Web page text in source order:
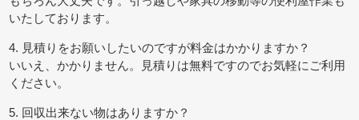
いたしております。
4. 見積りをお願いしたいのですが料金はかかりますか？
いいえ、かかりません。見積りは無料ですのでお気軽にご利用
ください。
5. 回収出来ない物はありますか？